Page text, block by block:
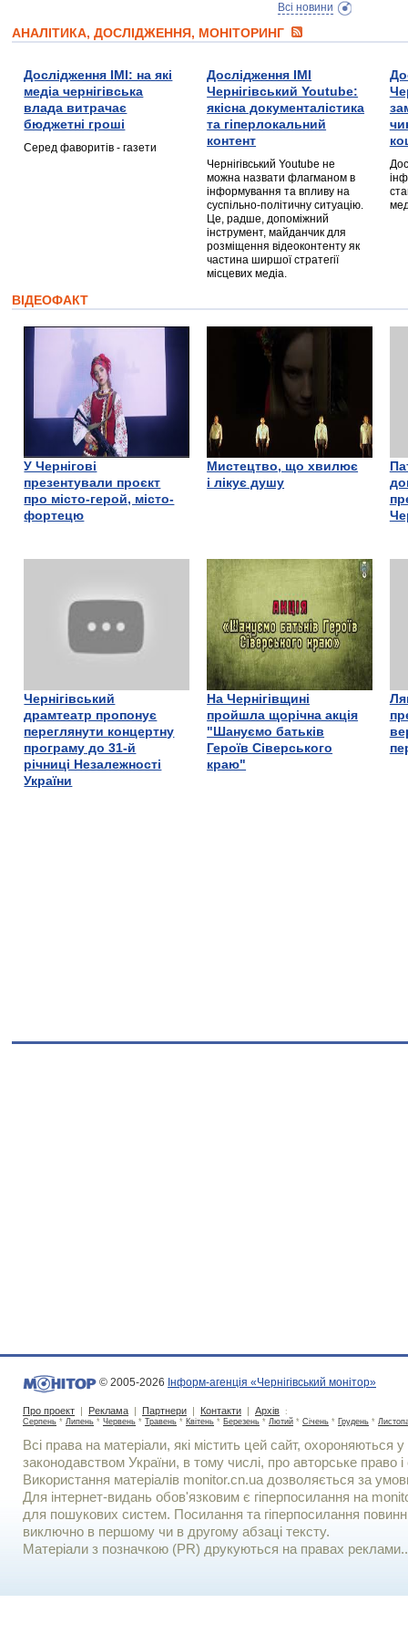
Всі новини
АНАЛІТИКА, ДОСЛІДЖЕННЯ, МОНІТОРИНГ
Дослідження ІМІ: на які
медіа чернігівська
влада витрачає
бюджетні гроші
Серед фаворитів - газети
Дослідження ІМІ
Чернігівський Youtube:
якісна документалістика
та гіперлокальний
контент
Чернігівський Youtube не
можна назвати флагманом в
інформування та впливу на
суспільно-політичну ситуацію.
Це, радше, допоміжний
інструмент, майданчик для
розміщення відеоконтенту як
частина ширшої стратегії
місцевих медіа.
ВІДЕОФАКТ
У Чернігові
презентували проєкт
про місто-герой, місто-
фортецю
Мистецтво, що хвилює
і лікує душу
Чернігівський
драмтеатр пропонує
переглянути концертну
програму до 31-й
річниці Незалежності
України
На Чернігівщині
пройшла щорічна акція
"Шануємо батьків
Героїв Сіверського
краю"
© 2005-2026 Інформ-агенція «Чернігівський монітор»
Про проект | Реклама | Партнери | Контакти | Архів :
Серпень * Липень * Червень * Травень * Квітень * Березень * Лютий * Січень * Грудень *
Всі права на матеріали, які містить цей сайт, охороняються у
законодавством України, в тому числі, про авторське право і
Використання матерiалiв monitor.cn.ua дозволяється за
Для iнтернет-видань обов'язковим є гiперпосилання на
для пошукових систем. Посилання та гіперпосилання
виключно в першому чи в другому абзаці тексту.
Матеріали з позначкою (PR) друкуються на правах реклами..